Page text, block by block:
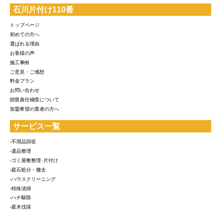
石川片付け110番
トップページ
初めての方へ
選ばれる理由
お客様の声
施工事例
ご意見・ご感想
料金プラン
お問い合わせ
賠償責任補償について
加盟希望の業者の方へ
サービス一覧
-不用品回収
-遺品整理
-ゴミ屋敷整理･片付け
-庭石処分・撤去
-ハウスクリーニング
-特殊清掃
-ハチ駆除
-庭木伐採